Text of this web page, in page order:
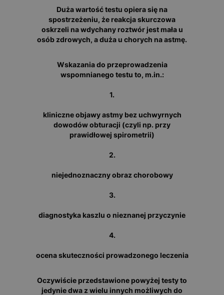
Duża wartość testu opiera się na
spostrzeżeniu, że reakcja skurczowa
oskrzeli na wdychany roztwór jest mała u
osób zdrowych, a duża u chorych na astmę.
Wskazania do przeprowadzenia
wspomnianego testu to, m.in.:
1.
kliniczne objawy astmy bez uchwyrnych
dowodów obturacji (czyli np. przy
prawidłowej spirometrii)
2.
niejednoznaczny obraz chorobowy
3.
diagnostyka kaszlu o nieznanej przyczynie
4.
ocena skuteczności prowadzonego leczenia
Oczywiście przedstawione powyżej testy to
jedynie dwa z wielu innych możliwych do